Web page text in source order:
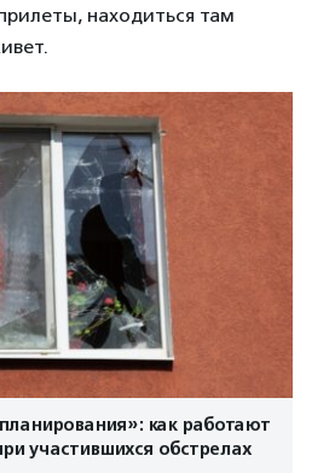
находиться там
как работают
участившихся обстрелах